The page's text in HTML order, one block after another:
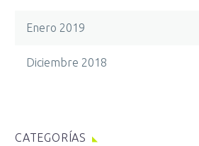
Enero 2019
Diciembre 2018
CATEGORÍAS